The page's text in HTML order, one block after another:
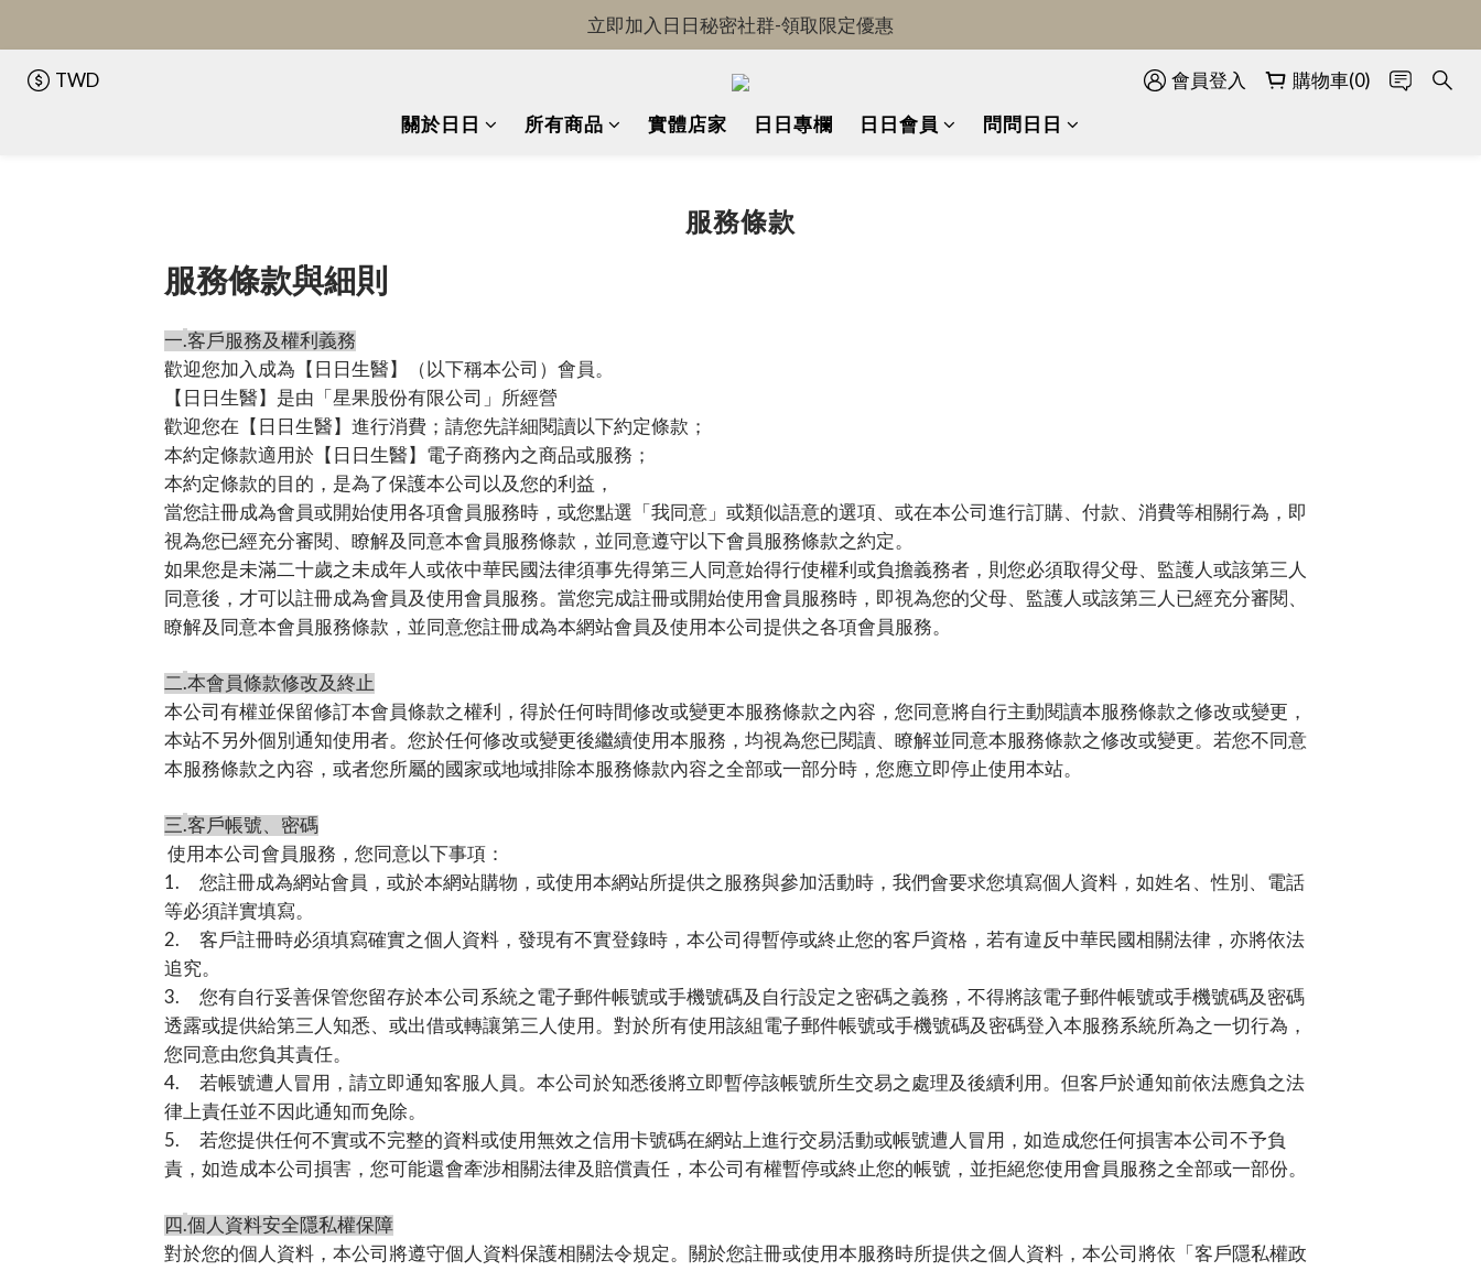
OKDRINK-全館免運中!
OKDRINK-全館免運中!
TWD
會員登入
購物車(0)
關於日日
所有商品 實體店家 日日專欄 日日會員 問問日日
服務條款
服務條款與細則
一.客戶服務及權利義務
歡迎您加入成為【日日生醫】（以下稱本公司）會員。
【日日生醫】是由「星果股份有限公司」所經營
歡迎您在【日日生醫】進行消費；請您先詳細閱讀以下約定條款；
本約定條款適用於【日日生醫】電子商務內之商品或服務；
本約定條款的目的，是為了保護本公司以及您的利益，
當您註冊成為會員或開始使用各項會員服務時，或您點選「我同意」或類似語意的選項、或在本公司進行訂購、付款、消費等相關行為，即
視為您已經充分審閱、瞭解及同意本會員服務條款，並同意遵守以下會員服務條款之約定。
如果您是未滿二十歲之未成年人或依中華民國法律須事先得第三人同意始得行使權利或負擔義務者，則您必須取得父母、監護人或該第三人
同意後，才可以註冊成為會員及使用會員服務。當您完成註冊或開始使用會員服務時，即視為您的父母、監護人或該第三人已經充分審閱、
瞭解及同意本會員服務條款，並同意您註冊成為本網站會員及使用本公司提供之各項會員服務。
二.本會員條款修改及終止
本公司有權並保留修訂本會員條款之權利，得於任何時間修改或變更本服務條款之內容，您同意將自行主動閱讀本服務條款之修改或變更，
本站不另外個別通知使用者。您於任何修改或變更後繼續使用本服務，均視為您已閱讀、瞭解並同意本服務條款之修改或變更。若您不同意
本服務條款之內容，或者您所屬的國家或地域排除本服務條款內容之全部或一部分時，您應立即停止使用本站。
三.客戶帳號、密碼
使用本公司會員服務，您同意以下事項：
1. 您註冊成為網站會員，或於本網站購物，或使用本網站所提供之服務與參加活動時，我們會要求您填寫個人資料，如姓名、性別、電話
等必須詳實填寫。
2. 客戶註冊時必須填寫確實之個人資料，發現有不實登錄時，本公司得暫停或終止您的客戶資格，若有違反中華民國相關法律，亦將依法
追究。
3. 您有自行妥善保管您留存於本公司系統之電子郵件帳號或手機號碼及自行設定之密碼之義務，不得將該電子郵件帳號或手機號碼及密碼
透露或提供給第三人知悉、或出借或轉讓第三人使用。對於所有使用該組電子郵件帳號或手機號碼及密碼登入本服務系統所為之一切行為，
您同意由您負其責任。
4. 若帳號遭人冒用，請立即通知客服人員。本公司於知悉後將立即暫停該帳號所生交易之處理及後續利用。但客戶於通知前依法應負之法
律上責任並不因此通知而免除。
5. 若您提供任何不實或不完整的資料或使用無效之信用卡號碼在網站上進行交易活動或帳號遭人冒用，如造成您任何損害本公司不予負
責，如造成本公司損害，您可能還會牽涉相關法律及賠償責任，本公司有權暫停或終止您的帳號，並拒絕您使用會員服務之全部或一部份。
四.個人資料安全隱私權保障
對於您的個人資料，本公司將遵守個人資料保護相關法令規定。關於您註冊或使用本服務時所提供之個人資料，本公司將依「客戶隱私權政